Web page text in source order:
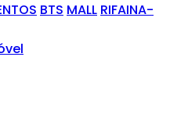
BTS MALL RIFAINA-